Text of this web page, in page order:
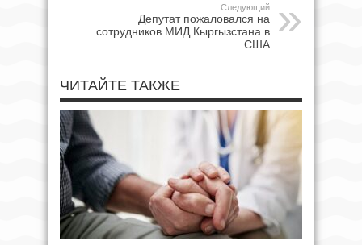
Следующий
Депутат пожаловался на
сотрудников МИД Кыргызстана в
США
ЧИТАЙТЕ ТАКЖЕ